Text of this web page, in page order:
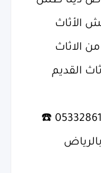
الأثاث
الاثاث
القديم